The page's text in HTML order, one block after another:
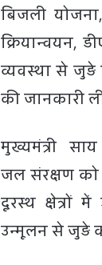
बिजली
क्रियान्वयन,
व्यवस्था से जुड़े
की जानकारी
मुख्यमंत्री
जल संरक्षण
दूरस्थ क्षेत्रों
उन्मूलन से जुड़े